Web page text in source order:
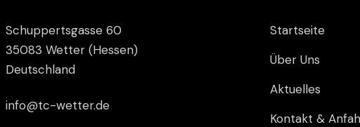
Schuppertsgasse 60
35083 Wetter (Hessen)
Deutschland
info@tc-wetter.de
Startseite
Über Uns
Aktuelles
Kontakt &